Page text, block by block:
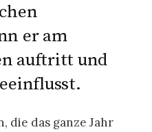
er am
auftritt und
die das ganze Jahr